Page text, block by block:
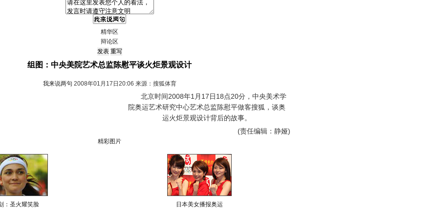
精华区
辩论区
组图：中央美院艺术总监陈慰平谈火炬景观设计
我来说两句 2008年01月17日20:06 来源：搜狐体育
北京时间2008年1月17日18点20分，中央美术学
院奥运艺术研究中心艺术总监陈慰平做客搜狐，谈奥
运火炬景观设计背后的故事。
(责任编辑：静娅)
精彩图片
：圣火耀笑脸 日本美女播报奥运